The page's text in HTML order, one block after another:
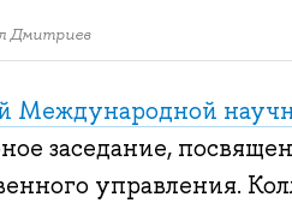
Дмитриев
Международной
заседание,
управления.